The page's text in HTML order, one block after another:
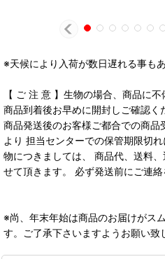
※天候により入荷が数日遅れる事もあ
【 ご 注 意 】生物の場合、商品に
商品到着後お早めに開封しご確認く
商品発送後のお客様ご都合での商品
より 担当センターでの保管期限切
物につきましては、 商品代、送料
せて頂きます。 必ず発送前にご連絡
※尚、年末年始は商品のお届けがス
す。ご了承下さいますようお願い致